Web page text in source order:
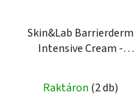
Skin&Lab Barrierderm
Intensive Cream -
arckrém
Raktáron (2 db)